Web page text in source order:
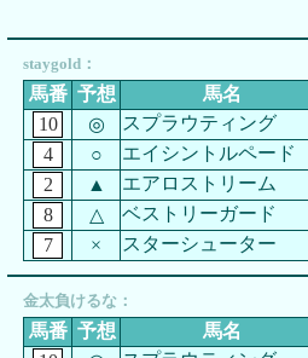
staygold：
馬番 予想
馬名
10
◎
スプラウティング
4
○
エイシントルペード
2
▲
エアロストリーム
8
△
ベストリーガード
7
× スターシューター
金太負けるな：
馬番 予想
馬名